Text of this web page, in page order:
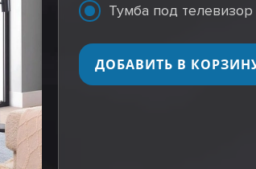
Тумба под
ДОБАВИТЬ В